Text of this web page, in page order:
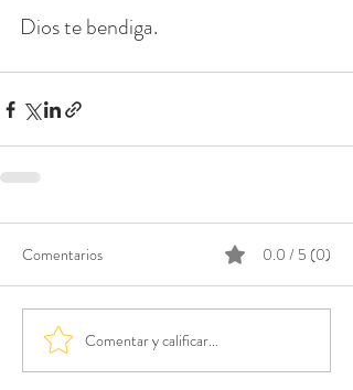
Dios te bendiga.
Comentarios 0.0 / 5 (0)
Comentar y calificar...